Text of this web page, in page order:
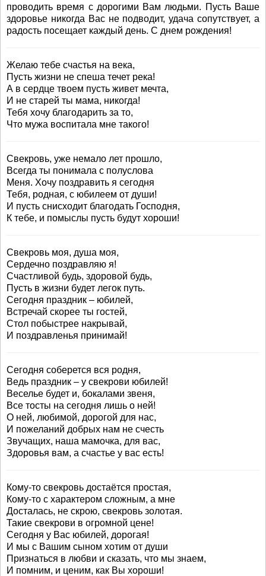
проводить время с дорогими Вам людьми. Пусть Ваше
здоровье никогда Вас не подводит, удача сопутствует, а
радость посещает каждый день. С днем рождения!
Желаю тебе счастья на века,
Пусть жизни не спеша течет река!
А в сердце твоем пусть живет мечта,
И не старей ты мама, никогда!
Тебя хочу благодарить за то,
Что мужа воспитала мне такого!
Свекровь, уже немало лет прошло,
Всегда ты понимала с полуслова
Меня. Хочу поздравить я сегодня
Тебя, родная, с юбилеем от души!
И пусть снисходит благодать Господня,
К тебе, и помыслы пусть будут хороши!
Свекровь моя, душа моя,
Сердечно поздравляю я!
Счастливой будь, здоровой будь,
Пусть в жизни будет легок путь.
Сегодня праздник – юбилей,
Встречай скорее ты гостей,
Стол побыстрее накрывай,
И поздравленья принимай!
Сегодня соберется вся родня,
Ведь праздник – у свекрови юбилей!
Веселье будет и, бокалами звеня,
Все тосты на сегодня лишь о ней!
О ней, любимой, дорогой для нас,
И пожеланий добрых нам не счесть
Звучащих, наша мамочка, для вас,
Здоровья вам, а счастье у вас есть!
Кому-то свекровь достаётся простая,
Кому-то с характером сложным, а мне
Досталась, не скрою, свекровь золотая.
Такие свекрови в огромной цене!
Сегодня у Вас юбилей, дорогая!
И мы с Вашим сыном хотим от души
Признаться в любви и сказать, что мы знаем,
И помним, и ценим, как Вы хороши!